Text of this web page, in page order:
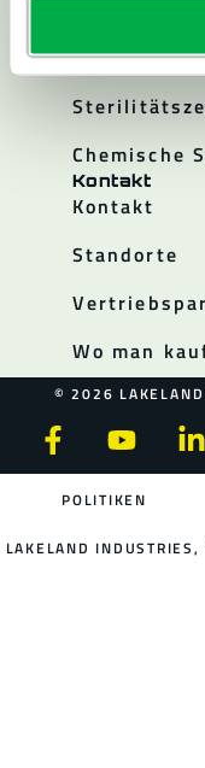
Kataloge
Chemische
Kontakt
Kontakt
Standorte
Wo man
© 2026 LAKELAND
POLITIKEN
LAKELAND